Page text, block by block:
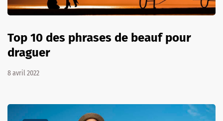
Top 10 des phrases de beauf pour
draguer
8 avril 2022